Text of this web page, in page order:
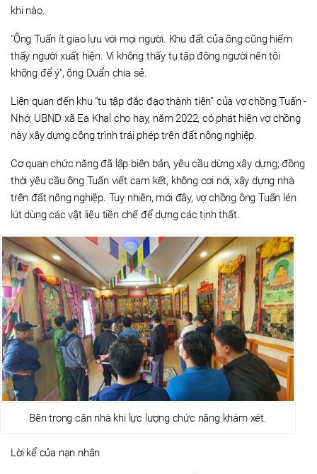
khi nào.
"Ông Tuấn ít giao lưu với mọi người. Khu đất của ông cũng hiếm
thấy người xuất hiện. Vì không thấy tụ tập đông người nên tôi
không để ý", ông Duẩn chia sẻ.
Liên quan đến khu “tu tập đắc đạo thành tiên” của vợ chồng Tuấn -
Nhớ, UBND xã Ea Khal cho hay, năm 2022, có phát hiện vợ chồng
này xây dựng công trình trái phép trên đất nông nghiệp.
Cơ quan chức năng đã lập biên bản, yêu cầu dừng xây dựng; đồng
thời yêu cầu ông Tuấn viết cam kết, không cơi nới, xây dựng nhà
trên đất nông nghiệp. Tuy nhiên, mới đây, vợ chồng ông Tuấn lén
lút dùng các vật liệu tiền chế để dựng các tịnh thất.
Bên trong căn nhà khi lực lượng chức năng khám xét.
Lời kể của nạn nhân